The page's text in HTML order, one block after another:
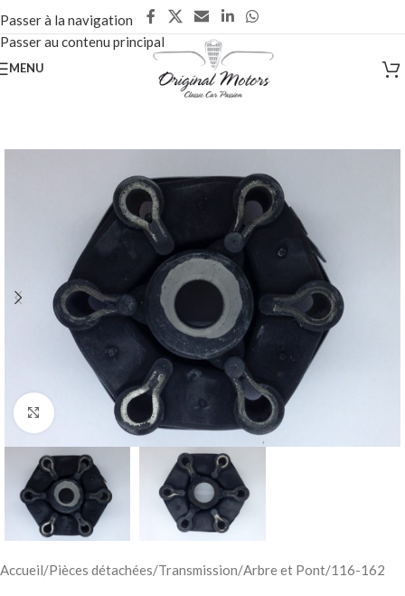
Passer à la navigation
Passer au contenu principal
MENU
Cliquez pour agrandir
Accueil/Pièces détachées/Transmission/Arbre et Pont/116-162